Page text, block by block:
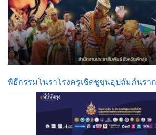
พิธีกรรมโนราโรงครูเชิดชูขุนอุปถัมภ์นรา